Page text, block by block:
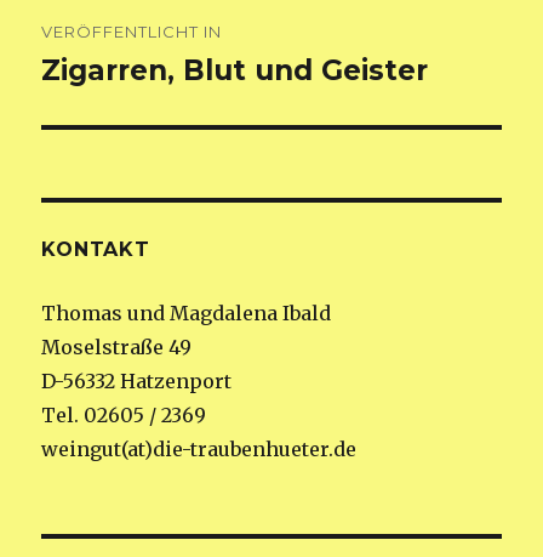
VERÖFFENTLICHT IN
Zigarren, Blut und Geister
KONTAKT
Thomas und Magdalena Ibald
Moselstraße 49
D-56332 Hatzenport
Tel. 02605 / 2369
weingut(at)die-traubenhueter.de